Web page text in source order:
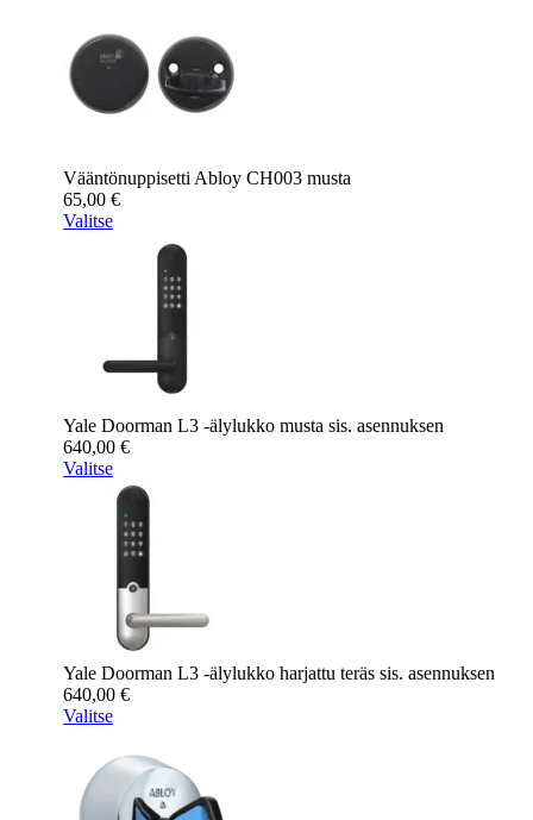
Vääntönuppisetti Abloy CH003 musta
65,00 €
Valitse
Yale Doorman L3 -älylukko musta sis. asennuksen
640,00 €
Valitse
Yale Doorman L3 -älylukko harjattu teräs sis. asennuksen
640,00 €
Valitse